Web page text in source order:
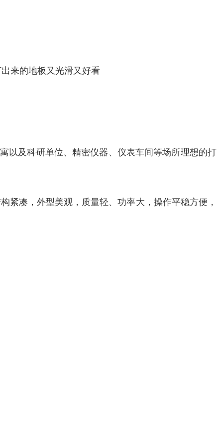
来的地板又光滑又好看
以及科研单位、精密仪器、仪表车间等场所理想的打
紧凑，外型美观，质量轻、功率大，操作平稳方便，